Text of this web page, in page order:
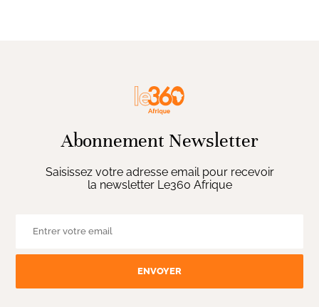
Abonnement Newsletter
Saisissez votre adresse email pour recevoir
la newsletter Le360 Afrique
ENVOYER